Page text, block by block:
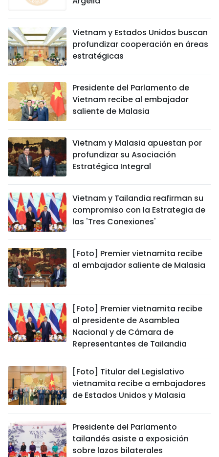
Vietnam y Estados Unidos buscan
profundizar cooperación en áreas
estratégicas
Presidente del Parlamento de
Vietnam recibe al embajador
saliente de Malasia
Vietnam y Malasia apuestan por
profundizar su Asociación
Estratégica Integral
Vietnam y Tailandia reafirman su
compromiso con la Estrategia de
las 'Tres Conexiones'
[Foto] Premier vietnamita recibe
al embajador saliente de Malasia
[Foto] Premier vietnamita recibe
al presidente de Asamblea
Nacional y de Cámara de
Representantes de Tailandia
[Foto] Titular del Legislativo
vietnamita recibe a embajadores
de Estados Unidos y Malasia
Presidente del Parlamento
tailandés asiste a exposición
sobre lazos bilaterales